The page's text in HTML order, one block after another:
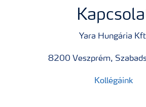
Yara Hungária
8200 Veszprém,
Kollégáink